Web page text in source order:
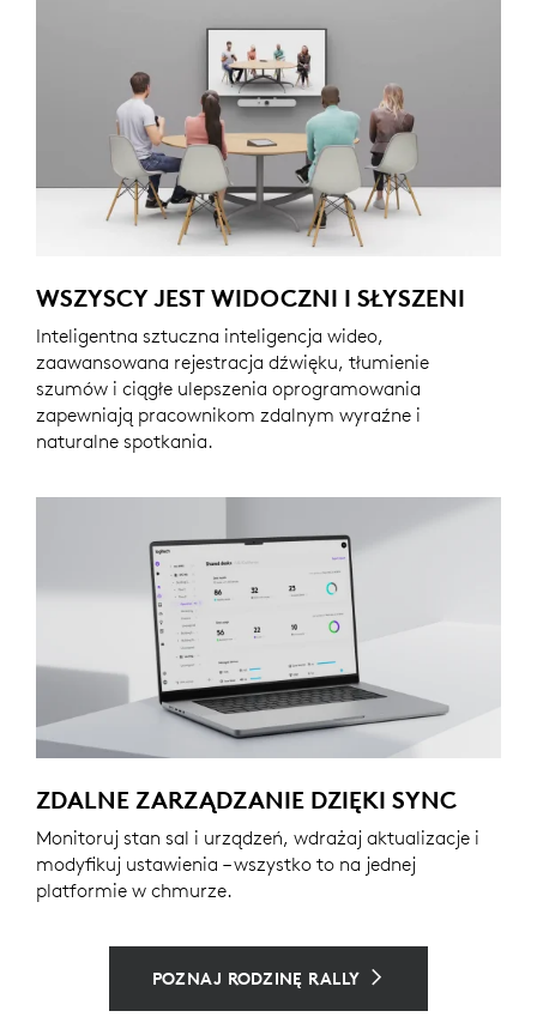
WSZYSCY JEST WIDOCZNI I SŁYSZENI
Inteligentna sztuczna inteligencja wideo,
zaawansowana rejestracja dźwięku, tłumienie
szumów i ciągłe ulepszenia oprogramowania
zapewniają pracownikom zdalnym wyraźne i
naturalne spotkania.
ZDALNE ZARZĄDZANIE DZIĘKI SYNC
Monitoruj stan sal i urządzeń, wdrażaj aktualizacje i
modyfikuj ustawienia – wszystko to na jednej
platformie w chmurze.
POZNAJ RODZINĘ RALLY